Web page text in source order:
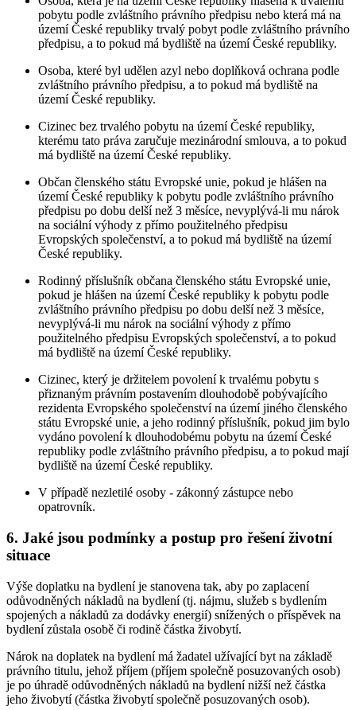
pobytu podle zvláštního právního předpisu nebo která má na
území České republiky trvalý pobyt podle zvláštního právního
předpisu, a to pokud má bydliště na území České republiky.
Osoba, které byl udělen azyl nebo doplňková ochrana podle
zvláštního právního předpisu, a to pokud má bydliště na
území České republiky.
Cizinec bez trvalého pobytu na území České republiky,
kterému tato práva zaručuje mezinárodní smlouva, a to pokud
má bydliště na území České republiky.
Občan členského státu Evropské unie, pokud je hlášen na
území České republiky k pobytu podle zvláštního právního
předpisu po dobu delší než 3 měsíce, nevyplývá-li mu nárok
na sociální výhody z přímo použitelného předpisu
Evropských společenství, a to pokud má bydliště na území
České republiky.
Rodinný příslušník občana členského státu Evropské unie,
pokud je hlášen na území České republiky k pobytu podle
zvláštního právního předpisu po dobu delší než 3 měsíce,
nevyplývá-li mu nárok na sociální výhody z přímo
použitelného předpisu Evropských společenství, a to pokud
má bydliště na území České republiky.
Cizinec, který je držitelem povolení k trvalému pobytu s
přiznaným právním postavením dlouhodobě pobývajícího
rezidenta Evropského společenství na území jiného členského
státu Evropské unie, a jeho rodinný příslušník, pokud jim bylo
vydáno povolení k dlouhodobému pobytu na území České
republiky podle zvláštního právního předpisu, a to pokud mají
bydliště na území České republiky.
V případě nezletilé osoby - zákonný zástupce nebo
opatrovník.
6. Jaké jsou podmínky a postup pro řešení životní
situace
Výše doplatku na bydlení je stanovena tak, aby po zaplacení
odůvodněných nákladů na bydlení (tj. nájmu, služeb s bydlením
spojených a nákladů za dodávky energií) snížených o příspěvek na
bydlení zůstala osobě či rodině částka živobytí.
Nárok na doplatek na bydlení má žadatel užívající byt na základě
právního titulu, jehož příjem (příjem společně posuzovaných osob)
je po úhradě odůvodněných nákladů na bydlení nižší než částka
jeho živobytí (částka živobytí společně posuzovaných osob).